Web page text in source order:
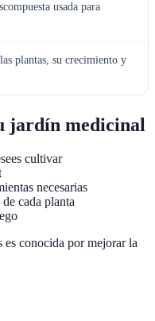
usada para
plantas, su crecimiento y
jardín medicinal
cultivar
necesarias
cada planta
es conocida por mejorar la